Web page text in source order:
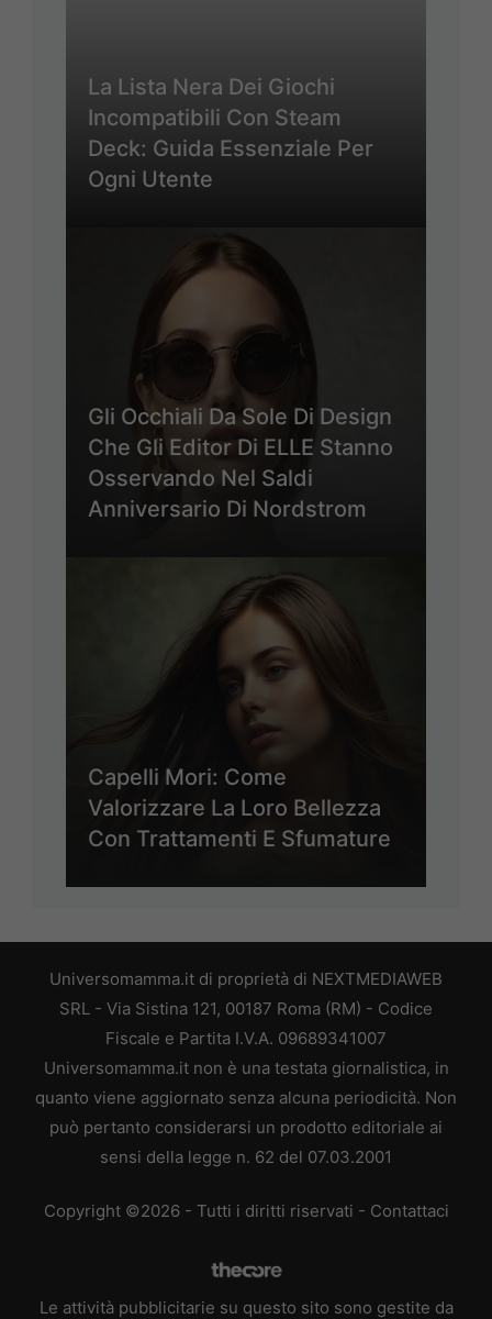
La Lista Nera Dei Giochi
Incompatibili Con Steam
Deck: Guida Essenziale Per
Ogni Utente
Gli Occhiali Da Sole Di Design
Che Gli Editor Di ELLE Stanno
Osservando Nel Saldi
Anniversario Di Nordstrom
Capelli Mori: Come
Valorizzare La Loro Bellezza
Con Trattamenti E Sfumature
Universomamma.it di proprietà di NEXTMEDIAWEB
SRL - Via Sistina 121, 00187 Roma (RM) - Codice
Fiscale e Partita I.V.A. 09689341007
Universomamma.it non è una testata giornalistica, in
quanto viene aggiornato senza alcuna periodicità. Non
può pertanto considerarsi un prodotto editoriale ai
sensi della legge n. 62 del 07.03.2001
Copyright ©2026 - Tutti i diritti riservati - Contattaci
Le attività pubblicitarie su questo sito sono gestite da